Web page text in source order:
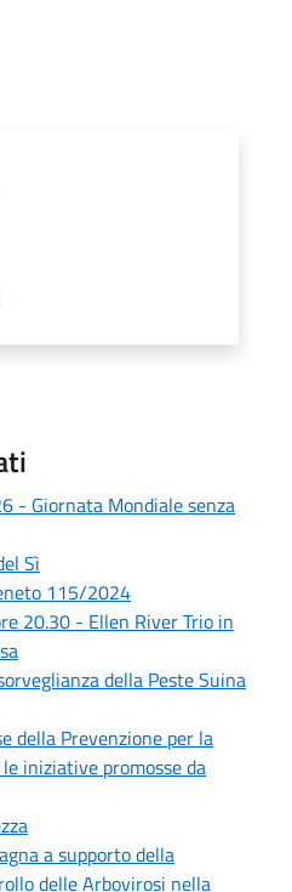
- Giornata Mondiale senza
Sì
115/2024
20.30 - Ellen River Trio in
della Peste Suina
della Prevenzione per la
iniziative promosse da
a supporto della
delle Arbovirosi nella